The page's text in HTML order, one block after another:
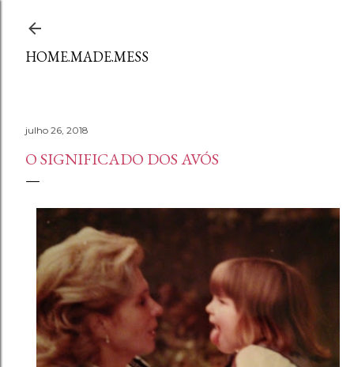
HOME.MADE.MESS
julho 26, 2018
O SIGNIFICADO DOS AVÓS